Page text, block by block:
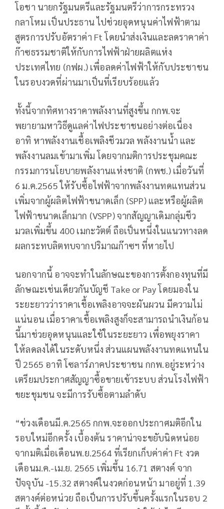
โอชา นายกรัฐมนตรีและรัฐมนตรีว่าการกระทรวง
กลาโหม เป็นประธาน ไปช่วยอุดหนุนค่าไฟฟ้าตาม
สูตรการปรับอัตราค่า Ft โดยนําส่งเงินและลดราคาค่า
ก๊าซธรรมชาติให้กับการไฟฟ้าฝ่ายผลิตแห่ง
ประเทศไทย (กฟผ.) เพื่อลดค่าไฟฟ้าให้กับประชาชน
ในรอบงวดที่ผ่านมาเป็นที่เรียบร้อยแล้ว
ทั้งนี้จากทิศทางราคาพลังงานที่สูงขึ้น กกพ.จะ
พยายามหาวิธีดูแลค่าไฟประชาชนอย่างต่อเนื่อง
อาทิ หาพลังงานเชื้อเพลิงชีวมวล พลังงานน้ำ และ
พลังงานลมเข้ามาเพิ่ม โดยจากมติการประชุมคณะ
กรรมการนโยบายพลังงานแห่งชาติ (กพช.) เมื่อวันที่
6 ม.ค.2565 ให้รับซื้อไฟฟ้าจากพลังงานทดแทนส่วน
เพิ่มจากผู้ผลิตไฟฟ้าขนาดเล็ก (SPP) และหรือผู้ผลิต
ไฟฟ้าขนาดเล็กมาก (VSPP) จากสัญญาเดิมกลุ่มชีว
มวลเพิ่มขึ้น 400 เมกะวัตต์ ถือเป็นหนึ่งในแนวทางลด
ผลกระทบลิตทบจากปริมาณก๊าซฯ ที่หายไป
นอกจากนี้ อาจจะทำในลักษณะของการตั้งกองทุนที่มี
ลักษณะเช่นเดียวกันบัญชี Take or Pay โดยมองใน
ระยะยาวว่าราคาเชื้อเพลิงอาจจะผันผวน มีความไม่
แน่นอน เมื่อราคาเชื้อเพลิงสูงก็จะสามารถนำเงินก้อน
นี้มาช่วยอุดหนุนและใช้ในระยะยาว เพื่อพยุงราคา
ให้ลดลงได้ในระดับหนึ่ง ส่วนแผนพลังงานทดแทนใน
ปี 2565 อาทิ โซลาร์ภาคประชาชน กกพ.อยู่ระหว่าง
เตรียมประกาศสัญญาซื้อขายเข้าระบบ ส่วนโรงไฟฟ้า
ขยะชุมชน จะมีการรับซื้อตามลำดับ
“ช่วงเดือนมี.ค.2565 กกพ.จะออกประกาศมติอีกใน
รอบใหม่อีกครั้ง เบื้องต้น ราคาน่าจะขยับนิดหน่อย
จากมติเมื่อเดือนพ.ย.2564 ที่เรียกเก็บค่าค่า Ft งวด
เดือนม.ค.-เม.ย. 2565 เพิ่มขึ้น 16.71 สตางค์ จาก
ปัจจุบัน -15.32 สตางค์ในงวดก่อนหน้า มาอยู่ที่ 1.39
สตางค์ต่อหน่วย ถือเป็นการปรับขึ้นครั้งแรกในรอบ 2